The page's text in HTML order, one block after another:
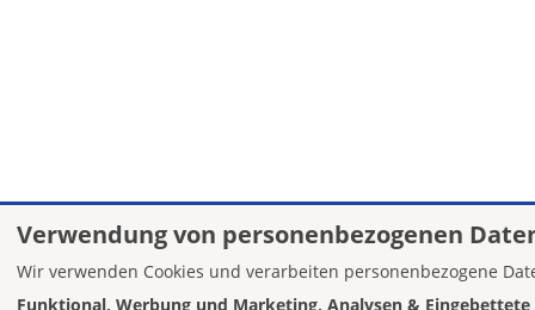
Verwendung von personenbezogenen
Wir verwenden Cookies und verarbeiten personenbezogene
Funktional, Werbung und Marketing, Analysen &